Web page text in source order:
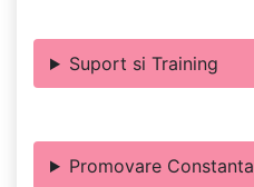
Suport si Training
Promovare Constanta